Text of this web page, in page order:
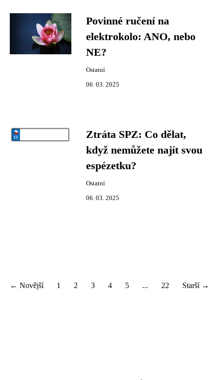
Povinné ručení na
elektrokolo: ANO, nebo
NE?
Ostatní
06. 03. 2025
Ztráta SPZ: Co dělat,
když nemůžete najít svou
espézetku?
Ostatní
06. 03. 2025
← Novější 1 2 3 4 5 ... 22 Starší →